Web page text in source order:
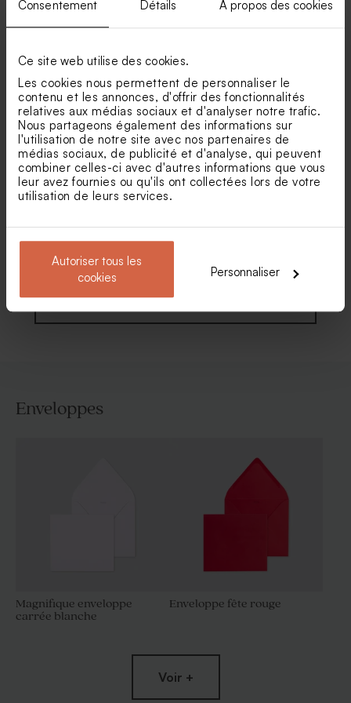
Consentement Détails À propos des cookies
Ce site web utilise des cookies.
Les cookies nous permettent de personnaliser le
contenu et les annonces, d'offrir des fonctionnalités
relatives aux médias sociaux et d'analyser notre trafic.
Nous partageons également des informations sur
l'utilisation de notre site avec nos partenaires de
médias sociaux, de publicité et d'analyse, qui peuvent
combiner celles-ci avec d'autres informations que vous
leur avez fournies ou qu'ils ont collectées lors de votre
utilisation de leurs services.
Autoriser tous les
cookies
Personnaliser
Carte d'invitation
anniversaire humoristique
Carte d'invitation
anniversaire adulte ticket de
cinéma
jolies fleurs dorure et haut
arrondi
Voir toute la collection Invitation fête
Enveloppes
Magnifique enveloppe
carrée blanche
Enveloppe fête rouge
Voir +